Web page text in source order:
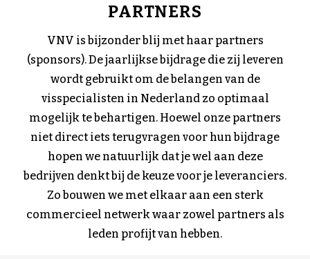
PARTNERS
VNV is bijzonder blij met haar partners
(sponsors). De jaarlijkse bijdrage die zij leveren
wordt gebruikt om de belangen van de
visspecialisten in Nederland zo optimaal
mogelijk te behartigen. Hoewel onze partners
niet direct iets terugvragen voor hun bijdrage
hopen we natuurlijk dat je wel aan deze
bedrijven denkt bij de keuze voor je leveranciers.
Zo bouwen we met elkaar aan een sterk
commercieel netwerk waar zowel partners als
leden profijt van hebben.